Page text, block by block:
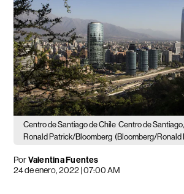
Centro de Santiago de Chile Centro de
Ronald Patrick/Bloomberg (Bloomberg/Ronald
PorValentina Fuentes
24 de enero, 2022 | 07:00 AM